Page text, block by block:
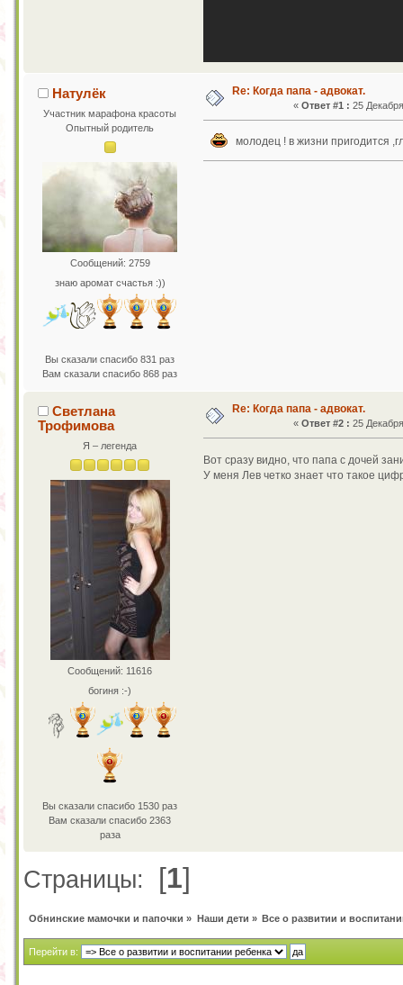
Натулёк
Участник марафона красоты
Опытный родитель
Сообщений: 2759
знаю аромат счастья :))
Вы сказали спасибо 831 раз
Вам сказали спасибо 868 раз
Re: Когда папа - адвокат.
« Ответ #1 : 25
молодец ! в жизни пригодится
Светлана
Трофимова
Я – легенда
Сообщений: 11616
богиня :-)
Вы сказали спасибо 1530 раз
Вам сказали спасибо 2363
раза
Re: Когда папа - адвокат.
« Ответ #2 : 25
Вот сразу видно, что папа с дочей
У меня Лев четко знает что такое
Страницы: [1]
Обнинские мамочки и папочки » Наши дети » Все о развитии и
Перейти в: